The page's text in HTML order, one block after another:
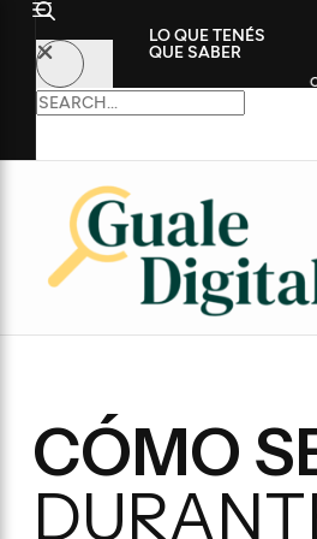
LO QUE TENÉS
QUE SABER
un histórico futbolista como nuevo
CÓMO